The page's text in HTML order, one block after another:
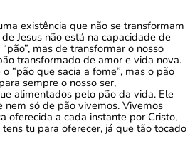
existência que não se transformam
Jesus não está na capacidade de
mas de transformar o nosso
transformado de amor e vida nova.
“pão que sacia a fome”, mas o pão
sempre o nosso ser,
alimentados pelo pão da vida. Ele
nem só de pão vivemos. Vivemos
oferecida a cada instante por Cristo,
tu para oferecer, já que tão tocado